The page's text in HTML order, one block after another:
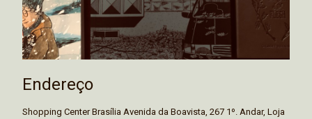
Endereço
Shopping Center Brasília Avenida da Boavista, 267 1º. Andar, Loja